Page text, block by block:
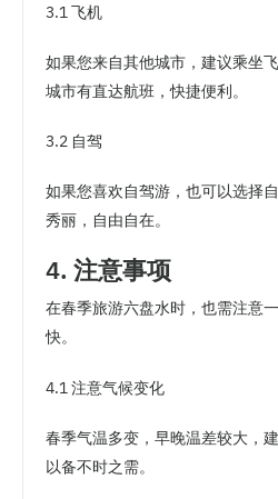
3.1 飞机
如果您来自其他城市，建议乘坐
城市有直达航班，快捷便利。
3.2 自驾
如果您喜欢自驾游，也可以选择
秀丽，自由自在。
4. 注意事项
在春季旅游六盘水时，也需注意
快。
4.1 注意气候变化
春季气温多变，早晚温差较大，
以备不时之需。